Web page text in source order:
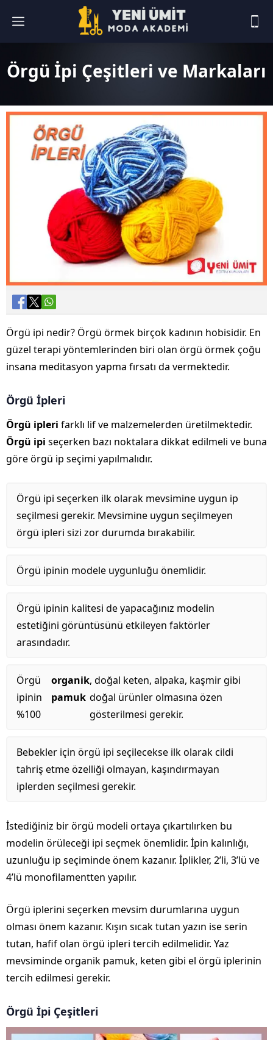
Örgü İpi Çeşitleri ve Markaları
Örgü ipi nedir? Örgü örmek birçok kadının hobisidir. En
güzel terapi yöntemlerinden biri olan örgü örmek çoğu
insana meditasyon yapma fırsatı da vermektedir.
Örgü İpleri
Örgü ipleri farklı lif ve malzemelerden üretilmektedir.
Örgü ipi seçerken bazı noktalara dikkat edilmeli ve buna
göre örgü ip seçimi yapılmalıdır.
Örgü ipi seçerken ilk olarak mevsimine uygun ip
seçilmesi gerekir. Mevsimine uygun seçilmeyen
örgü ipleri sizi zor durumda bırakabilir.
Örgü ipinin modele uygunluğu önemlidir.
Örgü ipinin kalitesi de yapacağınız modelin
estetiğini görüntüsünü etkileyen faktörler
arasındadır.
Örgü
ipinin
%100
organik
pamuk
, doğal keten, alpaka, kaşmir gibi
doğal ürünler olmasına özen
gösterilmesi gerekir.
Bebekler için örgü ipi seçilecekse ilk olarak cildi
tahriş etme özelliği olmayan, kaşındırmayan
iplerden seçilmesi gerekir.
İstediğiniz bir örgü modeli ortaya çıkartılırken bu
modelin örüleceği ipi seçmek önemlidir. İpin kalınlığı,
uzunluğu ip seçiminde önem kazanır. İplikler, 2’li, 3’lü ve
4’lü monofilamentten yapılır.
Örgü iplerini seçerken mevsim durumlarına uygun
olması önem kazanır. Kışın sıcak tutan yazın ise serin
tutan, hafif olan örgü ipleri tercih edilmelidir. Yaz
mevsiminde organik pamuk, keten gibi el örgü iplerinin
tercih edilmesi gerekir.
Örgü İpi Çeşitleri